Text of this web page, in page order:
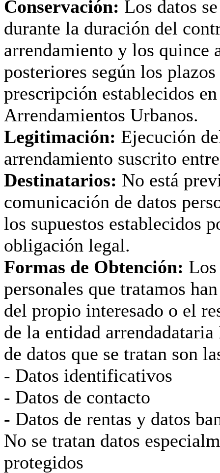
Conservación: Los datos
durante la duración del
arrendamiento y los quince
posteriores según los plazos
prescripción establecidos
Arrendamientos Urbanos.
Legitimación: Ejecución
arrendamiento suscrito
Destinatarios: No está
comunicación de datos
los supuestos establecidos
obligación legal.
Formas de Obtención:
personales que tratamos
del propio interesado o el
de la entidad
de datos que se tratan son
- Datos identificativos
- Datos de contacto
- Datos de rentas y datos
No se tratan datos
protegidos